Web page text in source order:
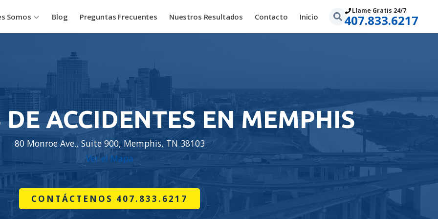
Somos Blog Preguntas Frecuentes Nuestros Resultados Contacto Inicio
Llame Gratis 24/7
407.833.6217
ACCIDENTES EN MEMPHIS
80 Monroe Ave., Suite 900, Memphis, TN 38103
Ver el Mapa
CONTÁCTENOS 407.833.6217